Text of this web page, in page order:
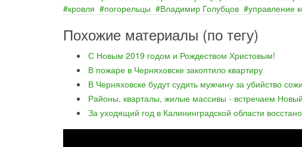
кровля
погорельцы Владимир Голубцов управление
Похожие материалы (по тегу)
С Новым 2019 годом и Рождеством Христовым!
В пожаре в Черняховске закоптило квартиру
В Черняховске будут судить мужчину за убийство
Районы, кварталы, жилые массивы - встречаем
За уходящий год в Калининградской области